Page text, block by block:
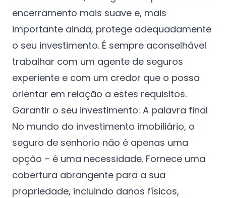
encerramento mais suave e, mais
importante ainda, protege adequadamente
o seu investimento. É sempre aconselhável
trabalhar com um agente de seguros
experiente e com um credor que o possa
orientar em relação a estes requisitos.
Garantir o seu investimento: A palavra final
No mundo do investimento imobiliário, o
seguro de senhorio não é apenas uma
opção – é uma necessidade. Fornece uma
cobertura abrangente para a sua
propriedade, incluindo danos físicos,